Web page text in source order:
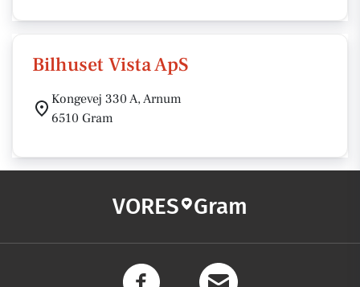
Bilhuset Vista ApS
Kongevej 330 A, Arnum
6510 Gram
VORES Gram